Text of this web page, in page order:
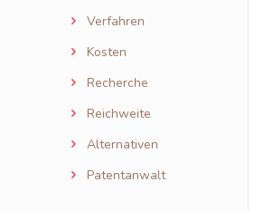
Verfahren
Kosten
Recherche
Reichweite
Alternativen
Patentanwalt